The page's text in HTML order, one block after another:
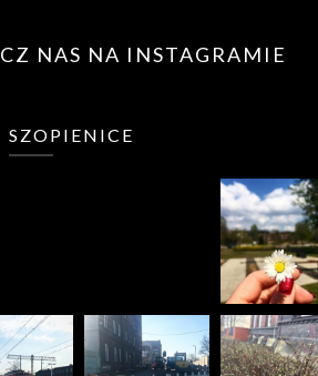
NAS NA INSTAGRAMIE
SZOPIENICE